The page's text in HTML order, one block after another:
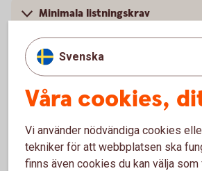
Minimala listningskrav
Manuell handel
För att se detta innehåll
godkänna cookies för
och statistik.
Svenska
Våra cookies,
Vi använder nödvändiga cookies
tekniker för att webbplatsen ska
finns även cookies du kan välja